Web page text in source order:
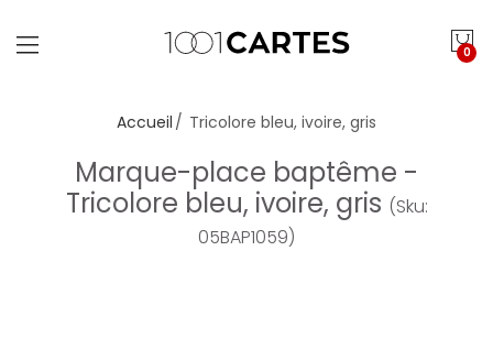
0
Accueil Tricolore bleu, ivoire, gris
Marque-place baptême -
Tricolore bleu, ivoire, gris (Sku:
05BAP1059)